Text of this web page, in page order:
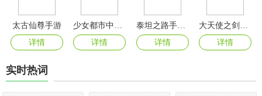
太古仙尊手游
详情
详情
泰坦之路手游官方版
详情
详情
实时热词